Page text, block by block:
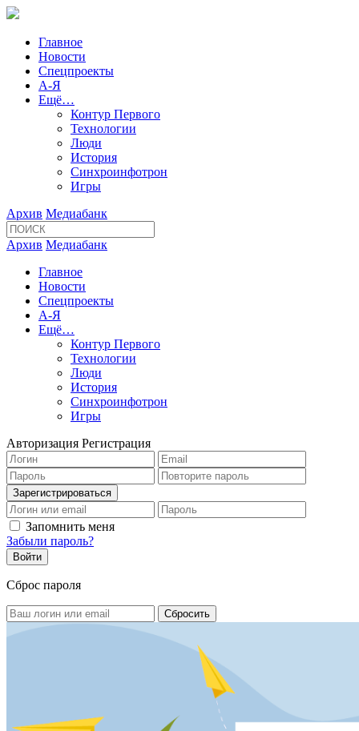
Главное
Новости
Спецпроекты
А-Я
Ещё…
Контур Первого
Технологии
Люди
История
Синхроинфотрон
Игры
Архив Медиабанк
Архив Медиабанк
Главное
Новости
Спецпроекты
А-Я
Ещё…
Контур Первого
Технологии
Люди
История
Синхроинфотрон
Игры
Авторизация Регистрация
Запомнить меня
Забыли пароль?
Сброс пароля